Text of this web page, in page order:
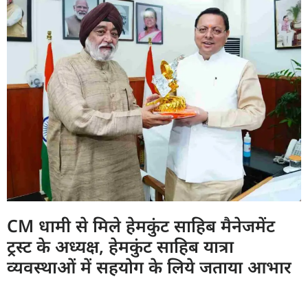
CM धामी से मिले हेमकुंट साहिब मैनेजमेंट
ट्रस्ट के अध्यक्ष, हेमकुंट साहिब यात्रा
व्यवस्थाओं में सहयोग के लिये जताया आभार